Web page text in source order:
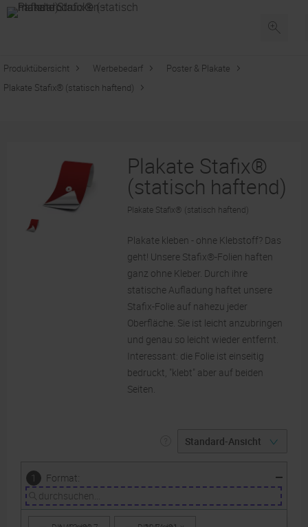
Produktübersicht Werbebedarf
Poster & Plakate
Plakate Stafix® (statisch haftend)
Plakate Stafix®
(statisch haftend)
Plakate Stafix® (statisch haftend)
Plakate kleben - ohne Klebstoff? Das
geht! Unsere Stafix®-Folien haften
ganz ohne Kleber. Durch ihre
statische Aufladung haftet unsere
Stafix-Folie auf nahezu jeder
Oberfläche. Sie ist leicht anzubringen
und genau so leicht wieder entfernt.
Interessant: die Folie ist einseitig
bedruckt, "klebt" aber auf beiden
Seiten.
1 Format: